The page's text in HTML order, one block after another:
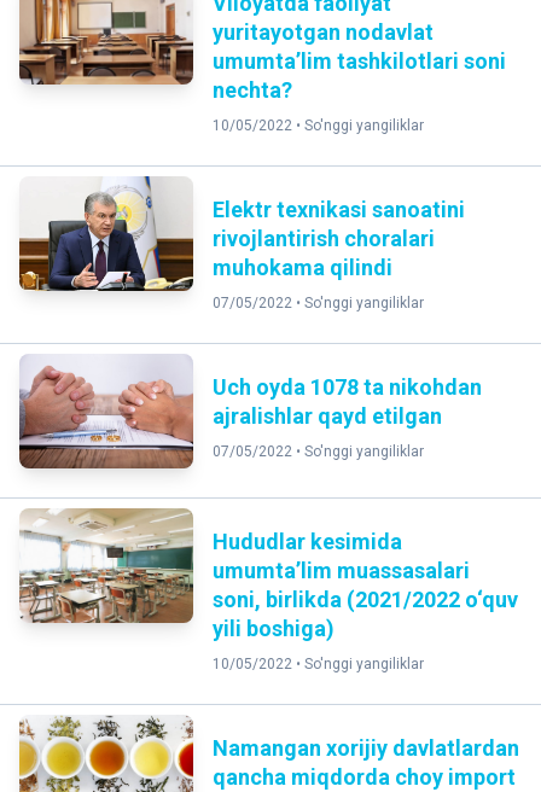
yuritayotgan nodavlat
umumta’lim tashkilotlari soni
nechta?
10/05/2022 • So'nggi yangiliklar
Elektr texnikasi sanoatini
rivojlantirish choralari
muhokama qilindi
07/05/2022 • So'nggi yangiliklar
Uch oyda 1078 ta nikohdan
ajralishlar qayd etilgan
07/05/2022 • So'nggi yangiliklar
Hududlar kesimida
umumta’lim muassasalari
soni, birlikda (2021/2022 o‘quv
yili boshiga)
10/05/2022 • So'nggi yangiliklar
Namangan xorijiy davlatlardan
qancha miqdorda choy import